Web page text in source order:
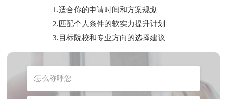
1.适合你的申请时间和方案规划
2.匹配个人条件的软实力提升计划
3.目标院校和专业方向的选择建议